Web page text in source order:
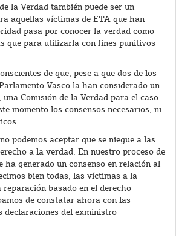
la Verdad también puede ser un
aquellas víctimas de ETA que han
pasa por conocer la verdad como
que para utilizarla con fines punitivos
de que, pese a que dos de los
Vasco la han considerado un
Comisión de la Verdad para el caso
momento los consensos necesarios, ni
podemos aceptar que se niegue a las
a la verdad. En nuestro proceso de
ha generado un consenso en relación al
bien todas, las víctimas a la
basado en el derecho
de constatar ahora con las
declaraciones del exministro